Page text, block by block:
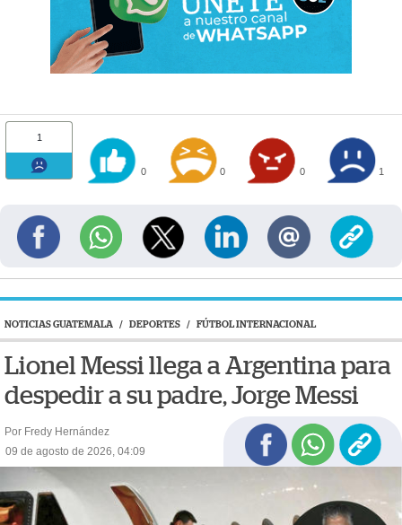
1
0 0 0 1
NOTICIAS GUATEMALA / DEPORTES / FÚTBOL INTERNACIONAL
Lionel Messi llega a Argentina para
despedir a su padre, Jorge Messi
Por Fredy Hernández
09 de agosto de 2026, 04:09